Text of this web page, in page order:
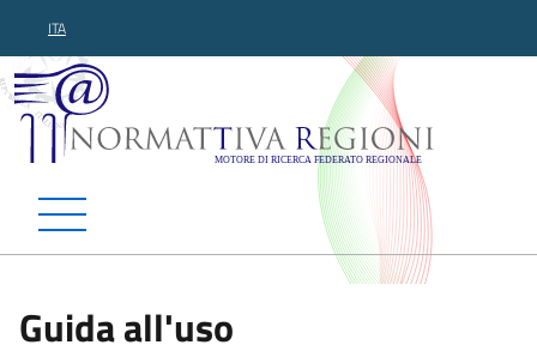
ITA
Normattiva Regioni -
Guida all'uso